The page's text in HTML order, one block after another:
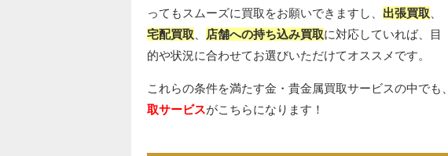
ってもスムーズに買取をお願いできますし、 出張買取
宅配買取
店舗への持ち込み買取に対応していれば、目
的や状況に合わせてお選びいただけてオススメです。
これらの条件を満たす金・貴金属買取サービスの中でも、
取サービスがこちらになります！